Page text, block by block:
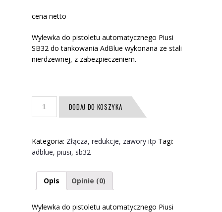
cena netto
Wylewka do pistoletu automatycznego Piusi
SB32 do tankowania AdBlue wykonana ze stali
nierdzewnej, z zabezpieczeniem.
Wylewka
SB32
do
DODAJ DO KOSZYKA
Kategoria: Złącza, redukcje, zawory itp Tagi:
adblue, piusi, sb32
Opis Opinie (0)
Wylewka do pistoletu automatycznego Piusi